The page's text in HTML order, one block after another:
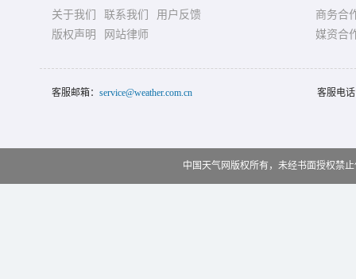
关于我们 联系我们
用户反馈
版权声明
网站律师
商务合
媒资合
客服邮箱： service@weather.com.cn 客服电
中国天气网版权所有，未经书面授权